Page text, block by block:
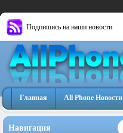
Подпишись на наши новости
Главная All Phone Новости
Навигация